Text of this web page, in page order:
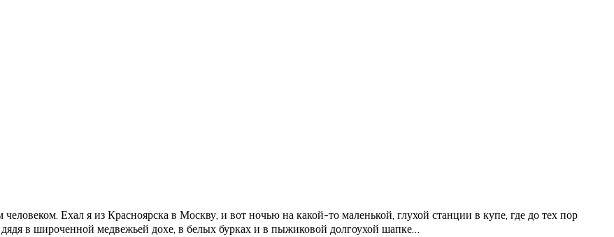
Ехал я из Красноярска в Москву, и вот ночью на какой-то маленькой, глухой станции в купе, где до тех пор
в широченной медвежьей дохе, в белых бурках и в пыжиковой долгоухой шапке…